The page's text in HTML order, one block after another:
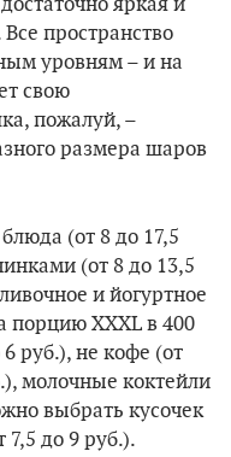
яркая и
пространство
уровням – и на
свою
пожалуй, –
размера шаров
(от 8 до 17,5
(от 8 до 13,5
и йогуртное
порцию XXXL в 400
руб.), не кофе (от
молочные коктейли
выбрать кусочек
7,5 до 9 руб.).